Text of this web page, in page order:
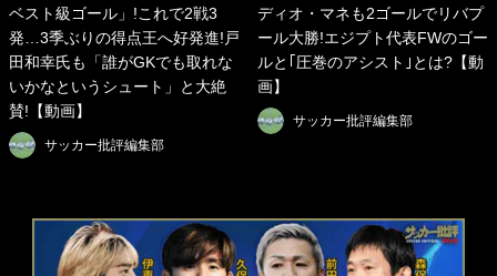
ベスト級ゴール」!これで2戦3
発…3季ぶりの得点王へ好発進!戸
田和幸氏も「誰がGKでも取れな
いかなというシュート」と大絶
賛!【動画】
サッカー批評編集部
ディオ・マネも2ゴールでリバプ
ール大勝!エジプト代表FWのゴー
ルと｢圧巻のアシスト｣とは?【動
画】
サッカー批評編集部